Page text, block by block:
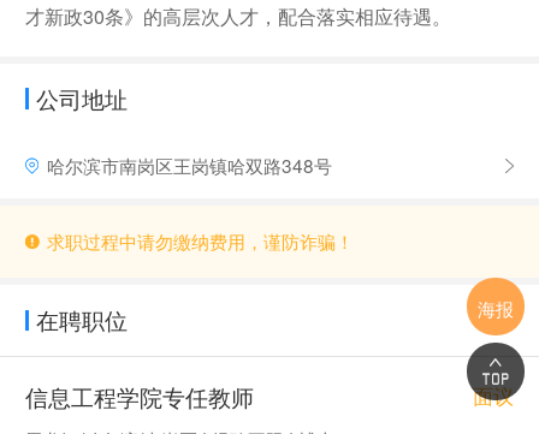
才新政30条》的高层次人才，配合落实相应待遇。
公司地址
哈尔滨市南岗区王岗镇哈双路348号
求职过程中请勿缴纳费用，谨防诈骗！
在聘职位
信息工程学院专任教师 面议
海报